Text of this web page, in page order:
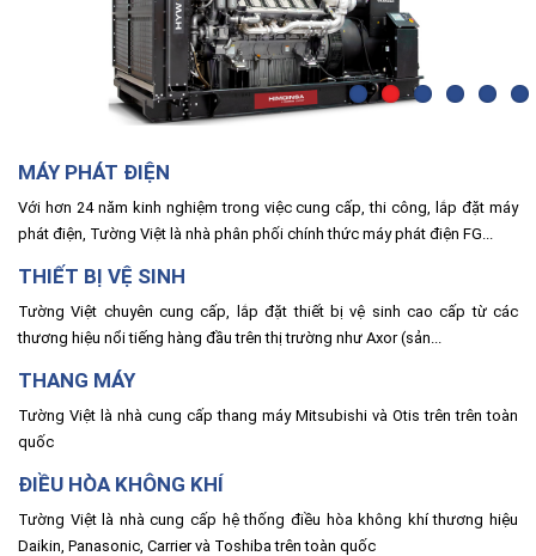
MÁY PHÁT ĐIỆN
Với hơn 24 năm kinh nghiệm trong việc cung cấp, thi công, lắp đặt máy
phát điện, Tường Việt là nhà phân phối chính thức máy phát điện FG...
THIẾT BỊ VỆ SINH
Tường Việt chuyên cung cấp, lắp đặt thiết bị vệ sinh cao cấp từ các
thương hiệu nổi tiếng hàng đầu trên thị trường như Axor (sản...
THANG MÁY
Tường Việt là nhà cung cấp thang máy Mitsubishi và Otis trên trên toàn
quốc
ĐIỀU HÒA KHÔNG KHÍ
Tường Việt là nhà cung cấp hệ thống điều hòa không khí thương hiệu
Daikin, Panasonic, Carrier và Toshiba trên toàn quốc